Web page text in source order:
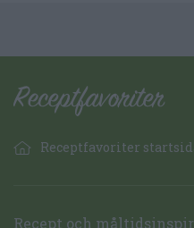
Receptfavoriter
Recept och